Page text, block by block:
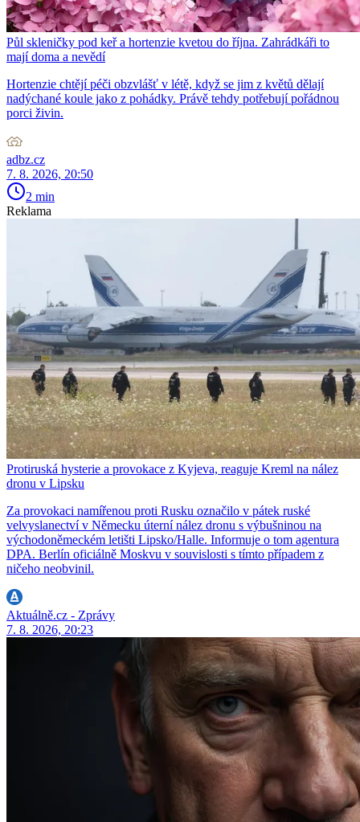
Půl skleničky pod keř a hortenzie kvetou do října. Zahrádkáři to
mají doma a nevědí
Hortenzie chtějí péči obzvlášť v létě, když se jim z květů dělají
nadýchané koule jako z pohádky. Právě tehdy potřebují pořádnou
porci živin.
adbz.cz
7. 8. 2026, 20:50
2 min
Reklama
Protiruská hysterie a provokace z Kyjeva, reaguje Kreml na nález
dronu v Lipsku
Za provokaci namířenou proti Rusku označilo v pátek ruské
velvyslanectví v Německu úterní nález dronu s výbušninou na
východoněmeckém letišti Lipsko/Halle. Informuje o tom agentura
DPA. Berlín oficiálně Moskvu v souvislosti s tímto případem z
ničeho neobvinil.
Aktuálně.cz - Zprávy
7. 8. 2026, 20:23